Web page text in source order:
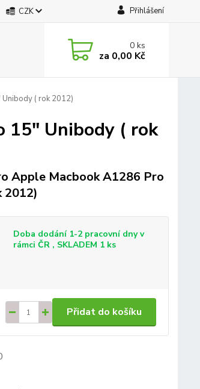
CZK Přihlášení
0ks
za 0,00 Kč
( rok 2012)
15" Unibody ( rok
Apple Macbook A1286 Pro
2012)
Doba dodání 1-2 pracovní dny v
rámci ČR , SKLADEM 1 ks
Přidat do košíku